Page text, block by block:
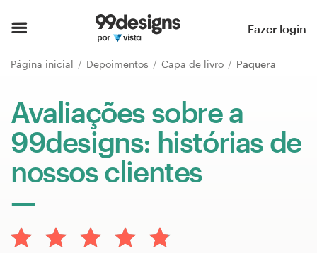
Fazer login
Página inicial Depoimentos Capa de livro Paquera
Avaliações sobre a
99designs: histórias de
nossos clientes
Página inicial
Pesquisar categorias
Como funciona
Encontre um designer
Inspiração
99designs Pro